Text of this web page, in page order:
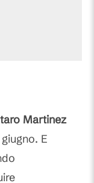
Martinez
E